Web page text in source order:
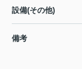
設備(その他)
備考